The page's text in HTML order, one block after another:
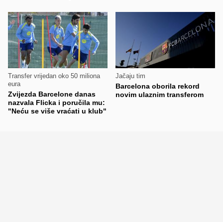
Transfer vrijedan oko 50 miliona
eura
Zvijezda Barcelone danas
nazvala Flicka i poručila mu:
"Neću se više vraćati u klub"
Jačaju tim
Barcelona oborila rekord
novim ulaznim transferom